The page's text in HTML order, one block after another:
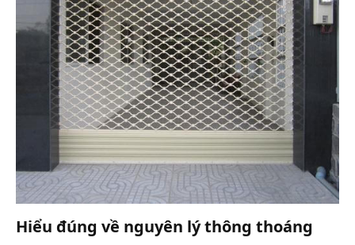
Hiểu đúng về nguyên lý thông thoáng​